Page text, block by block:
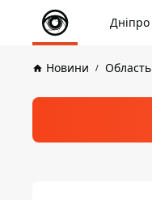
Дніпро
Новини Область